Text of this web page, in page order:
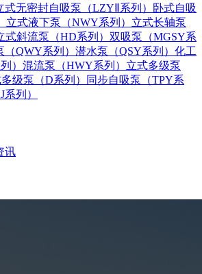
式无密封自吸泵（LZYⅡ系列）
卧式自吸
立式液下泵（NWY系列） 立式长轴泵
式斜流泵（HD系列） 双吸泵（MGSY系
（QWY系列） 潜水泵（QSY系列） 化工
） 混流泵（HWY系列） 立式多级泵
级泵（D系列）
同步自吸泵（TPY系
列）
讯